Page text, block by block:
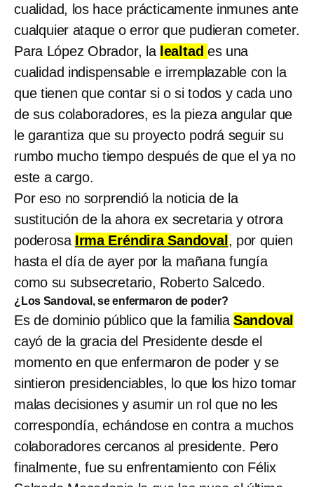
cualidad, los hace prácticamente inmunes ante
cualquier ataque o error que pudieran cometer.
Para López Obrador, la lealtad es una
cualidad indispensable e irremplazable con la
que tienen que contar si o si todos y cada uno
de sus colaboradores, es la pieza angular que
le garantiza que su proyecto podrá seguir su
rumbo mucho tiempo después de que el ya no
este a cargo.
Por eso no sorprendió la noticia de la
sustitución de la ahora ex secretaria y otrora
poderosa Irma Eréndira Sandoval , por quien
hasta el día de ayer por la mañana fungía
como su subsecretario, Roberto Salcedo.
¿Los Sandoval, se enfermaron de poder?
Es de dominio público que la familia Sandoval
cayó de la gracia del Presidente desde el
momento en que enfermaron de poder y se
sintieron presidenciables, lo que los hizo tomar
malas decisiones y asumir un rol que no les
correspondía, echándose en contra a muchos
colaboradores cercanos al presidente. Pero
finalmente, fue su enfrentamiento con Félix